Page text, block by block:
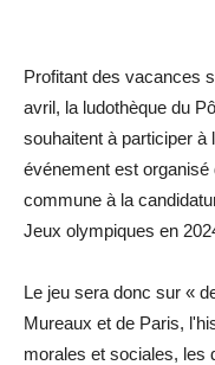
Profitant des vacances
avril, la ludothèque du
souhaitent à participer à
événement est
commune à la
Jeux olympiques en
Le jeu sera donc sur «
Mureaux et de Paris,
morales et sociales, les